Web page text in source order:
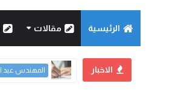
الرئيسية مقالات
الاخبار محمود المغربي